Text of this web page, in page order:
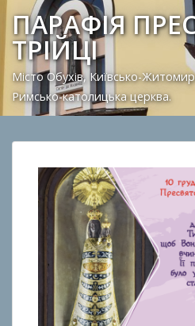
ПАРАФІЯ
ТРІЙЦІ
Місто Обухів, Київсько-
Римсько-католицька церква.